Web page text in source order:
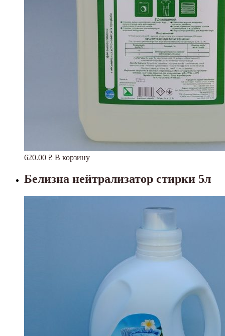
620.00 ₴ В корзину
Белизна нейтрализатор стирки 5л